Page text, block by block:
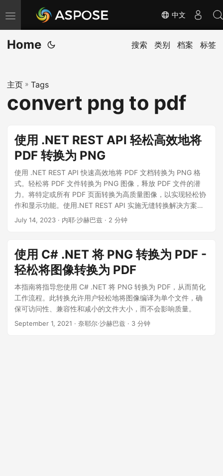
切
换
导
中文
Home 搜索 类别 档案 标签
主页 » Tags
convert png to pdf
使用 .NET REST API 轻松高效地将
PDF 转换为 PNG
使用 .NET REST API 快速高效地将 PDF 文档转换为 PNG 格
式。轻松将 PDF 文件转换为 PNG 图像，释放 PDF 文件的潜
力。将特定或所有 PDF 页面转换为高质量图像，以实现轻松协
作和显示功能。使用.NET REST API 实施无缝转换解决方案。
探索将 PDF 转换为 PNG 的优势，包括多功能性、兼容性和卓
July 14, 2023 · 内耶·沙赫巴兹 · 2 分钟
使用 C# .NET 将 PNG 转换为 PDF -
轻松将图像转换为 PDF
本指南将指导您使用 C# .NET 将 PNG 转换为 PDF，从而简化
工作流程。此转换允许用户轻松地将图像编译为单个文件，确
保可访问性、兼容性和减小的文件大小，而不会影响质量。
September 1, 2021 · 奈耶尔·沙赫巴兹 · 3 分钟